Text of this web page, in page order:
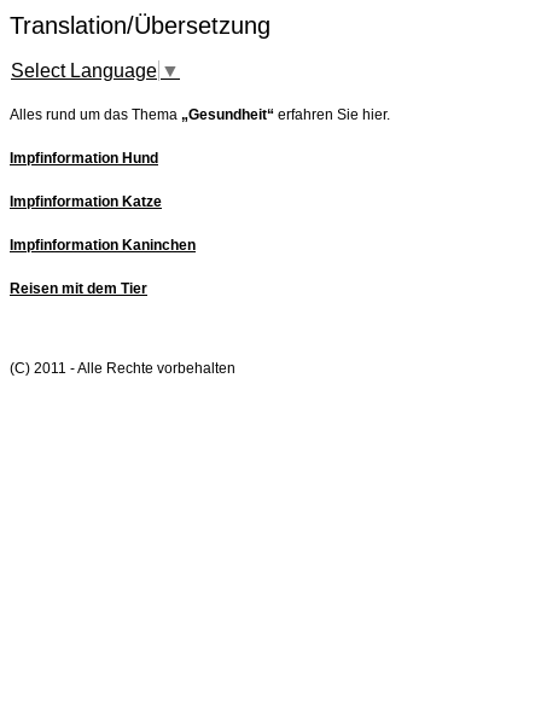
Translation/Übersetzung
Select Language ▼
Alles rund um das Thema „Gesundheit“ erfahren Sie hier.
Impfinformation Hund
Impfinformation Katze
Impfinformation Kaninchen
Reisen mit dem Tier
(C) 2011 - Alle Rechte vorbehalten